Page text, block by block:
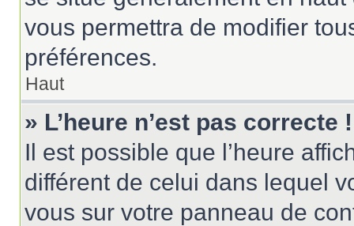
vous permettra de modifier
préférences.
Haut
» L’heure n’est pas correcte !
Il est possible que l’heure
différent de celui dans lequel
vous sur votre panneau de